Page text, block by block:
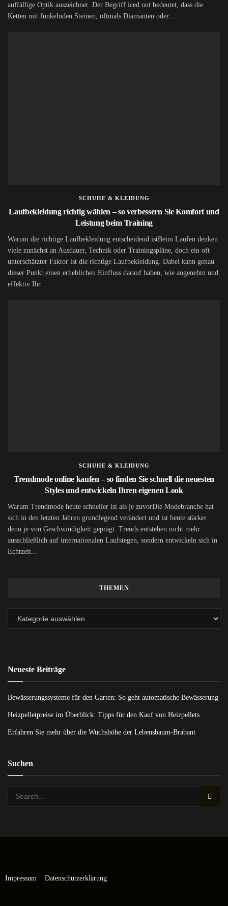
auffällige Optik auszeichnet. Der Begriff iced out bedeutet, dass die
Ketten mit funkelnden Steinen, oftmals Diamanten oder...
SCHUHE & KLEIDUNG
Laufbekleidung richtig wählen – so verbessern Sie Komfort und
Leistung beim Training
Warum die richtige Laufbekleidung entscheidend istBeim Laufen denken
viele zunächst an Ausdauer, Technik oder Trainingspläne, doch ein oft
unterschätzter Faktor ist die richtige Laufbekleidung. Dabei kann genau
dieser Punkt einen erheblichen Einfluss darauf haben, wie angenehm und
effektiv Ihr...
SCHUHE & KLEIDUNG
Trendmode online kaufen – so finden Sie schnell die neuesten
Styles und entwickeln Ihren eigenen Look
Warum Trendmode heute schneller ist als je zuvorDie Modebranche hat
sich in den letzten Jahren grundlegend verändert und ist heute stärker
denn je von Geschwindigkeit geprägt. Trends entstehen nicht mehr
ausschließlich auf internationalen Laufstegen, sondern entwickeln sich in
Echtzeit...
THEMEN
Neueste Beiträge
Bewässerungssysteme für den Garten: So geht automatische Bewässerung
Heizpelletpreise im Überblick: Tipps für den Kauf von Heizpellets
Erfahren Sie mehr über die Wuchshöhe der Lebensbaum-Brabant
Suchen
Impressum Datenschutzerklärung